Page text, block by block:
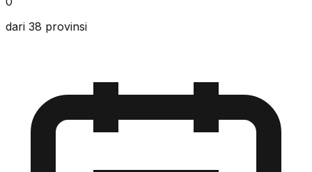
dari 38 provinsi